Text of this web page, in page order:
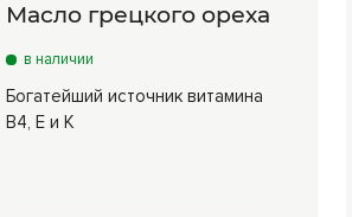
Масло грецкого ореха
в наличии
Богатейший источник витамина
В4, Е и К